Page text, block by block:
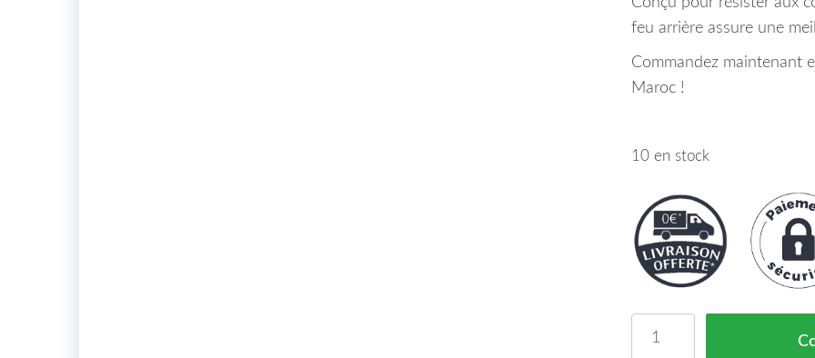
feu arrière assure une
Commandez maintenant
Maroc !
10 en stock